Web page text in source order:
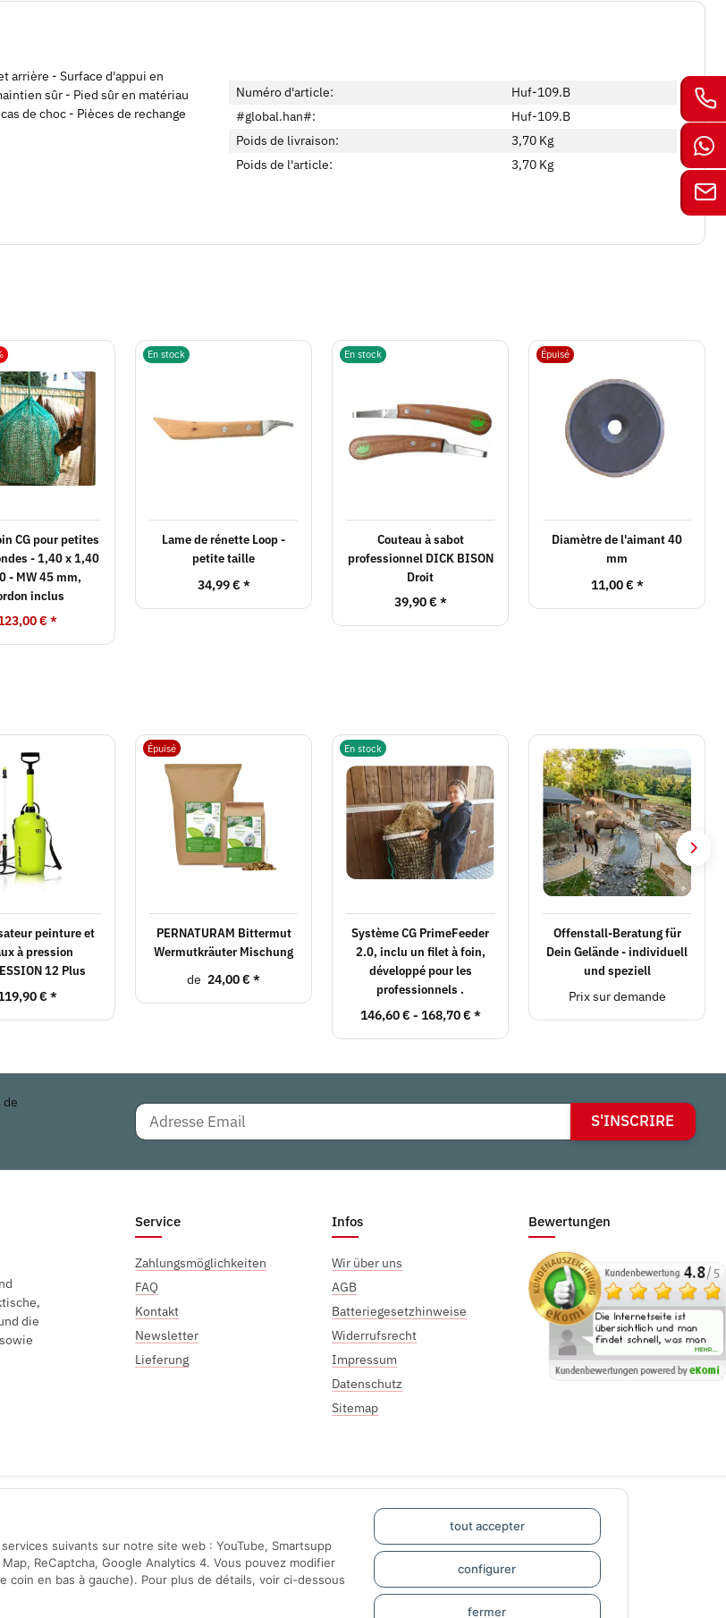
suivants sur notre site web : YouTube, Smartsupp
ReCaptcha, Google Analytics 4. Vous pouvez modifier
en bas à gauche). Pour plus de détails, voir ci-dessous
tout accepter
configurer
fermer
arrière - Surface d'appui en
sûr - Pied sûr en matériau
de choc - Pièces de rechange
Numéro d'article:
Huf-109.B
#global.han#:
Huf-109.B
Poids de livraison:
3,70 Kg
Poids de l'article:
3,70 Kg
CG pour petites
- 1,40 x 1,40
- MW 45 mm,
inclus
€ *
En stock
Lame de rénette Loop -
petite taille
34,99 € *
En stock
Couteau à sabot
professionnel DICK BISON
Droit
39,90 € *
Épuisé
Diamètre de l'aimant 40
mm
11,00 € *
peinture et
à pression
12 Plus
€ *
Épuisé
PERNATURAM Bittermut
Wermutkräuter Mischung
de 24,00 € *
En stock
Système CG PrimeFeeder
2.0, inclu un filet à foin,
développé pour les
professionnels .
146,60 € - 168,70 € *
Offenstall-Beratung für
Dein Gelände - individuell
und speziell
Prix sur demande
de
S'INSCRIRE
die
Service
Zahlungsmöglichkeiten
FAQ
Kontakt
Newsletter
Lieferung
Infos
Wir über uns
AGB
Batteriegesetzhinweise
Widerrufsrecht
Impressum
Datenschutz
Sitemap
Bewertungen